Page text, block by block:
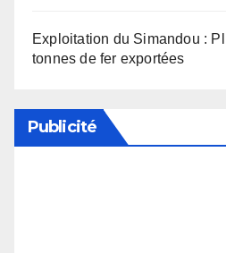
Exploitation du Simandou :
tonnes de fer exportées
Publicité